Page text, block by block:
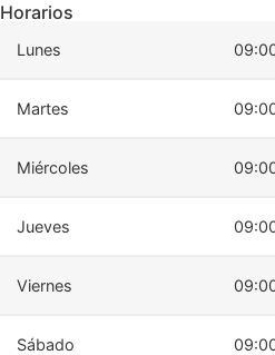
Horarios
Lunes
Martes
Miércoles
Jueves
Viernes
Sábado